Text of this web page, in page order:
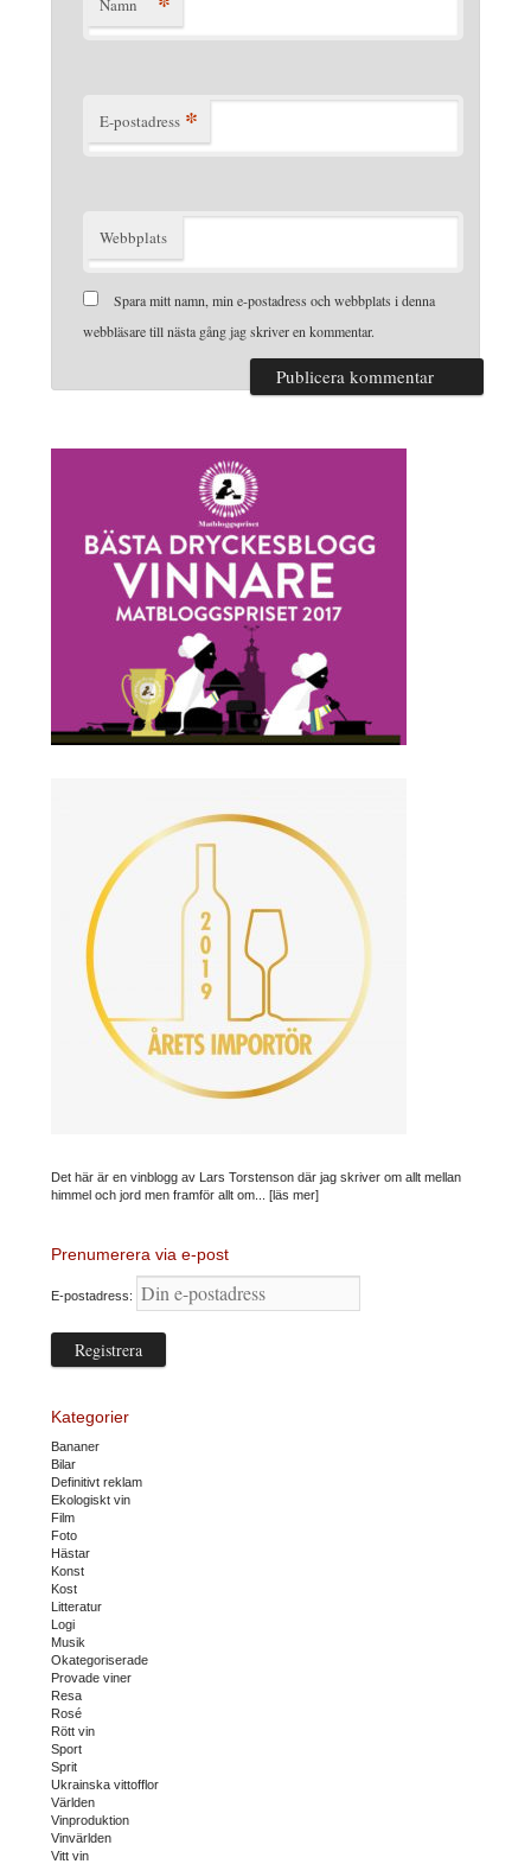
Namn
E-postadress *
Webbplats
Spara mitt namn, min e-postadress och webbplats i denna
webbläsare till nästa gång jag skriver en kommentar.
Det här är en vinblogg av Lars Torstenson där jag skriver om allt mellan
himmel och jord men framför allt om... [läs mer]
Prenumerera via e-post
E-postadress:
Kategorier
Bananer
Bilar
Definitivt reklam
Ekologiskt vin
Film
Foto
Hästar
Konst
Kost
Litteratur
Logi
Musik
Okategoriserade
Provade viner
Resa
Rosé
Rött vin
Sport
Sprit
Ukrainska vittofflor
Världen
Vinproduktion
Vinvärlden
Vitt vin